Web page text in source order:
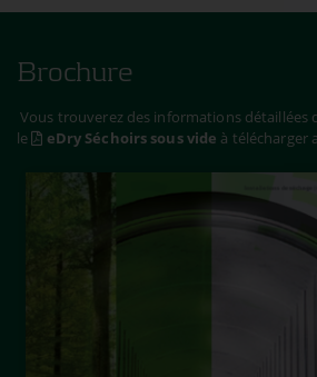
Brochure
Vous trouverez des informations détaillées
le
eDry Séchoirs sous vide à télécharger